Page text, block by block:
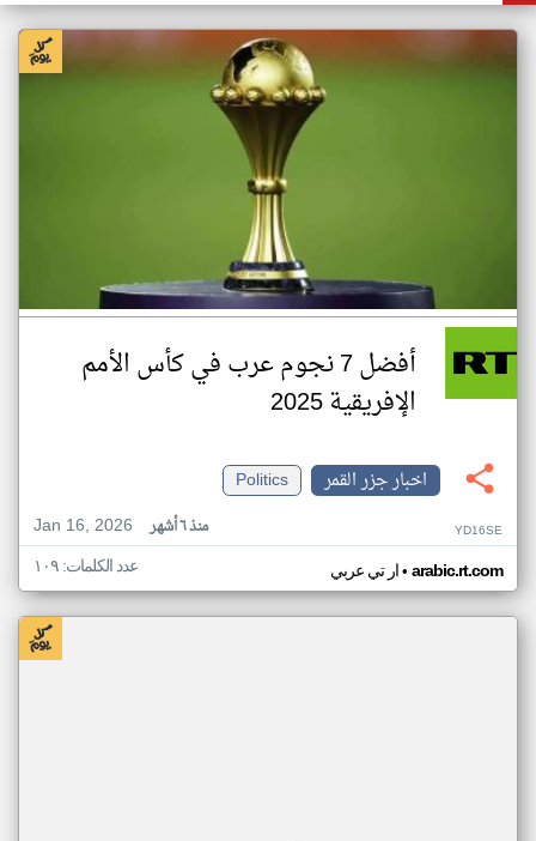
أفضل 7 نجوم عرب في كأس الأمم
الإفريقية 2025
اخبار جزر القمر
Politics
Jan 16, 2026
منذ ٦ أشهر YD16SE
ار تي عربي• arabic.rt.com عدد الكلمات: ١٠٩